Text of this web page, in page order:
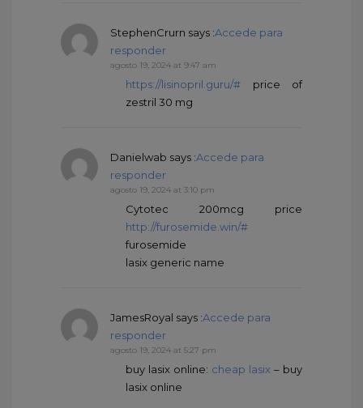
StephenCrurn says :Accede para
responder
agosto 19, 2024 at 9:47 am
https://lisinopril.guru/# price of
zestril 30 mg
Danielwab says :Accede para
responder
agosto 19, 2024 at 3:10 pm
Cytotec 200mcg price
http://furosemide.win/#
furosemide
lasix generic name
JamesRoyal says :Accede para
responder
agosto 19, 2024 at 5:27 pm
buy lasix online: cheap lasix – buy
lasix online